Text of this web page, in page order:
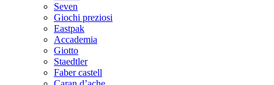
Seven
Giochi preziosi
Eastpak
Accademia
Giotto
Staedtler
Faber castell